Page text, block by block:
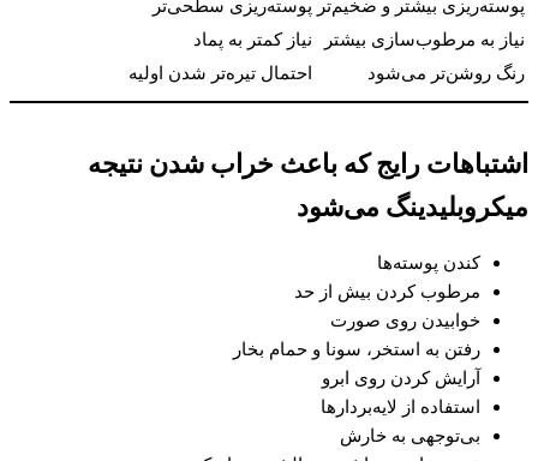
پوسته‌ریزی بیشتر و ضخیم‌تر
پوسته‌ریزی سطحی‌تر
نیاز به مرطوب‌سازی بیشتر
نیاز کمتر به پماد
رنگ روشن‌تر می‌شود
احتمال تیره‌تر شدن اولیه
اشتباهات رایج که باعث خراب شدن نتیجه
میکروبلیدینگ می‌شود
کندن پوسته‌ها
مرطوب کردن بیش از حد
خوابیدن روی صورت
رفتن به استخر، سونا و حمام بخار
آرایش کردن روی ابرو
استفاده از لایه‌بردارها
بی‌توجهی به خارش